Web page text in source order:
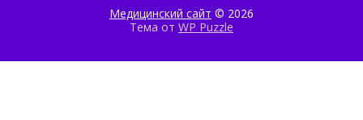
Медицинский сайт © 2026
Тема от WP Puzzle